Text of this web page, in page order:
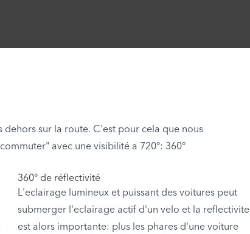
dehors sur la route. C'est pour cela que nous
avec une visibilité a 720°: 360°
360° de réflectivité
L'eclairage lumineux et puissant des voitures peut
submerger l'eclairage actif d'un velo et la reflectivite
est alors importante: plus les phares d'une voiture